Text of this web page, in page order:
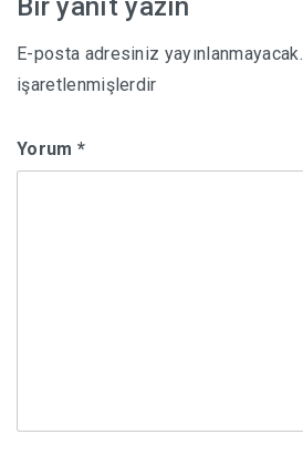
Bir yanıt yazın
E-posta adresiniz yayınlanmayacak.
işaretlenmişlerdir
Yorum *